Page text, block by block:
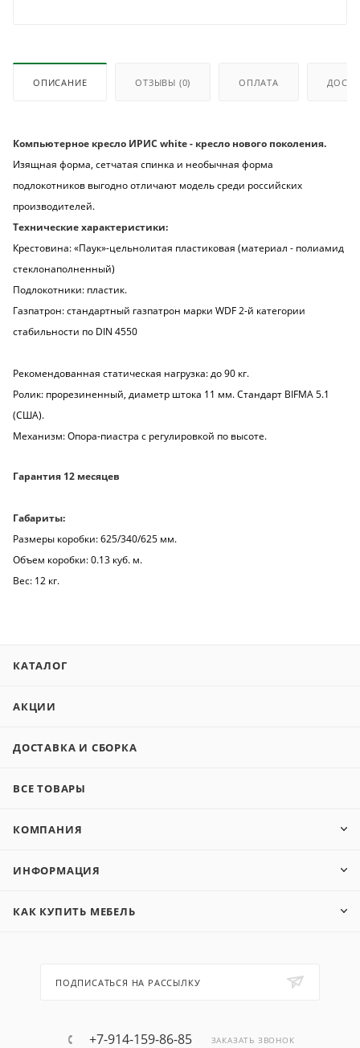
ОПИСАНИЕ ОТЗЫВЫ (0) ОПЛАТА
Компьютерное кресло ИРИС white - кресло нового поколения.
Изящная форма, сетчатая спинка и необычная форма
подлокотников выгодно отличают модель среди российских
производителей.
Технические характеристики:
Крестовина: «Паук»-цельнолитая пластиковая (материал - полиамид
стеклонаполненный)
Подлокотники: пластик.
Газпатрон: стандартный газпатрон марки WDF 2-й категории
стабильности по DIN 4550
Рекомендованная статическая нагрузка: до 90 кг.
Ролик: прорезиненный, диаметр штока 11 мм. Стандарт BIFMA 5.1
(США).
Механизм: Опора-пиастра с регулировкой по высоте.
Гарантия 12 месяцев
Габариты:
Размеры коробки: 625/340/625 мм.
Объем коробки: 0.13 куб. м.
Вес: 12 кг.
КАТАЛОГ
АКЦИИ
ДОСТАВКА И СБОРКА
ВСЕ ТОВАРЫ
КОМПАНИЯ
ИНФОРМАЦИЯ
КАК КУПИТЬ МЕБЕЛЬ
ПОДПИСАТЬСЯ НА РАССЫЛКУ
+7-914-159-86-85 ЗАКАЗАТЬ ЗВОНОК